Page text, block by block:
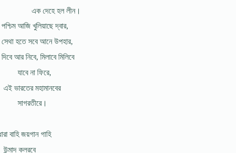
এক দেহে হল লীন।
পশ্চিম আজি খুলিয়াছে দ্বার,
সেথা হতে সবে আনে উপহার,
দিবে আর নিবে, মিলাবে মিলিবে
যাবে না ফিরে,
এই ভারতের মহামানবের
সাগরতীরে।
বাহি জয়গান গাহি
উন্মাদ কলরবে